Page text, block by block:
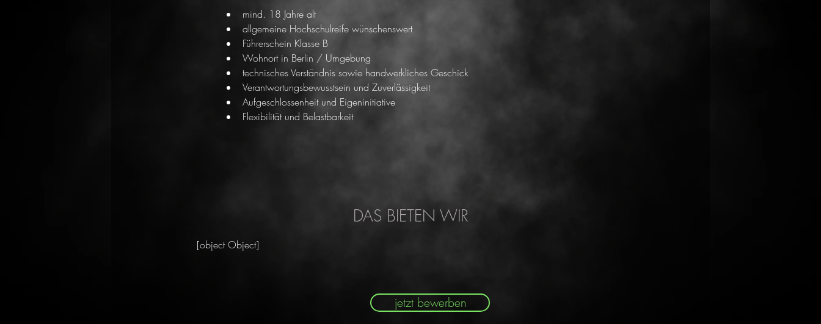
mind. 18 Jahre alt
allgemeine Hochschulreife wünschenswert
Führerschein Klasse B
Wohnort in Berlin / Umgebung
technisches Verständnis sowie handwerkliches Geschick
Verantwortungsbewusstsein und Zuverlässigkeit
Aufgeschlossenheit und Eigeninitiative
DAS BIETEN WIR
[object Object]
jetzt bewerben